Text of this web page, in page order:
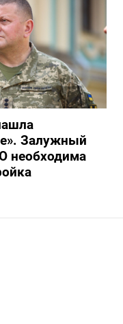
Залужный
необходима